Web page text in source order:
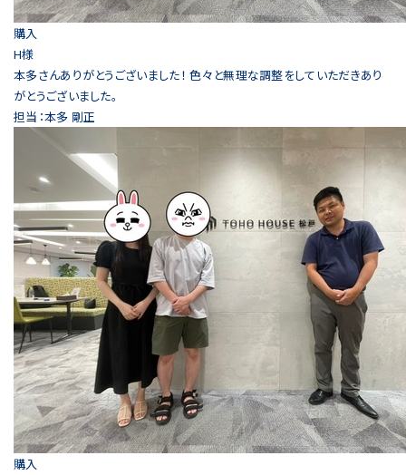
購入
H様
本多さんありがとうございました！ 色々と無理な調整をしていただきあり
がとうございました。
担当：本多 剛正
購入